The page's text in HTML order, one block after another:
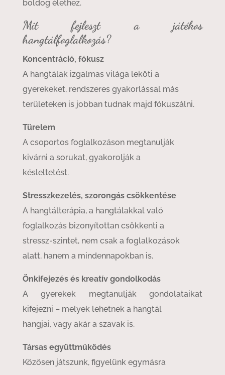
boldog élethez.
Mit fejleszt a játékos
hangtálfoglalkozás?
Koncentráció, fókusz
A hangtálak izgalmas világa leköti a
gyerekeket, rendszeres gyakorlással más
területeken is jobban tudnak majd fókuszálni.
Türelem
A csoportos foglalkozáson megtanulják
kivárni a sorukat, gyakorolják a
késleltetést.
Stresszkezelés, szorongás csökkentése
A hangtálterápia, a hangtálakkal való
foglalkozás bizonyítottan csökkenti a
stressz-szintet, nem csak a foglalkozások
alatt, hanem a mindennapokban is.
Önkifejezés és kreatív gondolkodás
A gyerekek megtanulják gondolataikat
kifejezni – melyek lehetnek a hangtál
hangjai, vagy akár a szavak is.
Társas együttműködés
Közösen játszunk, figyelünk egymásra